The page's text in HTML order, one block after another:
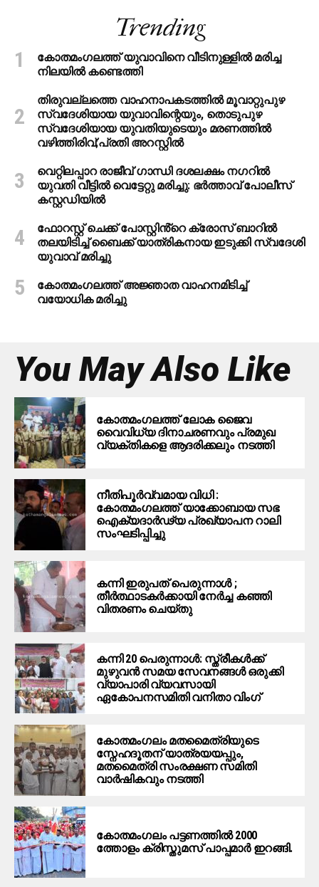
Trending
കോതമംഗലത്ത് യുവാവിനെ വീടിനുള്ളിൽ മരിച്ച
നിലയിൽ കണ്ടെത്തി
തിരുവല്ലത്തെ വാഹനാപകടത്തില്‍ മൂവാറ്റുപുഴ
സ്വദേശിയായ യുവാവിന്റെയും, തൊടുപുഴ
സ്വദേശിയായ യുവതിയുടെയും മരണത്തില്‍
വഴിത്തിരിവ്;പ്രതി അറസ്റ്റില്‍
വെറ്റിലപ്പാറ രാജീവ് ഗാന്ധി ദശലക്ഷം നഗറിൽ
യുവതി വീട്ടിൽ വെട്ടേറ്റു മരിച്ചു: ഭർത്താവ് പോലീസ്
കസ്റ്റഡിയിൽ
ഫോറസ്റ്റ് ചെക്ക് പോസ്റ്റിൻ്റെ ക്രോസ് ബാറില്‍
തലയിടിച്ച് ബൈക്ക് യാത്രികനായ ഇടുക്കി സ്വദേശി
യുവാവ് മരിച്ചു
കോതമംഗലത്ത് അജ്ഞാത വാഹനമിടിച്ച്
വയോധിക മരിച്ചു
You May Also Like
കോതമംഗലത്ത് ലോക ജൈവ
വൈവിധ്യ ദിനാചരണവും പ്രമുഖ
വ്യക്തികളെ ആദരിക്കലും നടത്തി
നീതിപൂർവ്വമായ വിധി :
കോതമംഗലത്ത് യാക്കോബായ സഭ
ഐക്യദാർഢ്യ പ്രഖ്യാപന റാലി
സംഘടിപ്പിച്ചു
കന്നി ഇരുപത് പെരുന്നാൾ ;
തീർത്ഥാടകർക്കായി നേർച്ച കഞ്ഞി
വിതരണം ചെയ്തു
കന്നി 20 പെരുന്നാൾ: സ്ത്രീകൾക്ക്
മുഴുവൻ സമയ സേവനങ്ങൾ ഒരുക്കി
വ്യാപാരി വ്യവസായി
ഏകോപനസമിതി വനിതാ വിംഗ്
കോതമംഗലം മതമൈത്രിയുടെ
സ്നേഹദൂതന് യാത്രയയപ്പും,
മതമൈത്രി സംരക്ഷണ സമിതി
വാർഷികവും നടത്തി
കോതമംഗലം പട്ടണത്തില്‍ 2000
ത്തോളം ക്രിസ്തുമസ് പാപ്പമാര്‍ ഇറങ്ങി.